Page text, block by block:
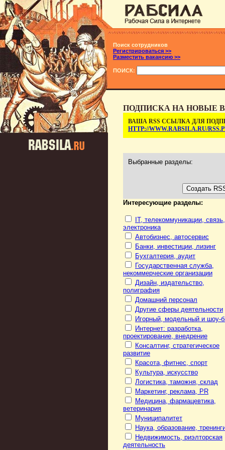
Поиск сотрудников
Регистрироваться >>
Разместить вакансию >>
ПОИСК:
ПОДПИСКА НА НОВЫЕ
ВАША RSS ССЫЛКА ДЛЯ
HTTP://WWW.RABSILA.RU/
Выбранные разделы:
Интересующие разделы:
IT, телекоммуникации, связь,
электроника
Автобизнес, автосервис
Банки, инвестиции, лизинг
Бухгалтерия, аудит
Государственная служба,
некоммерческие организации
Дизайн, издательство,
полиграфия
Домашний персонал
Другие сферы деятельности
Игорный, модельный и шоу-
Интернет: разработка,
проектирование, внедрение
Консалтинг, стратегическое
развитие
Красота, фитнес, спорт
Культура, искусство
Логистика, таможня, склад
Маркетинг, реклама, PR
Медицина, фармацевтика,
ветеринария
Муниципалитет
Наука, образование,
Недвижимость, риэлторская
деятельность